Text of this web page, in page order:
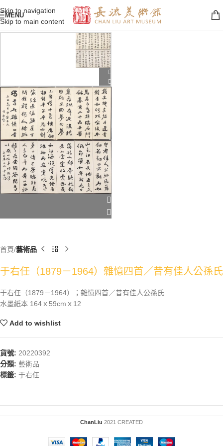
Skip to navigation
Skip to main content
MENU
首頁 藝術品
于右任（1879－1964）雜憶四首／昔有佳人公孫氏
于右任（1879－1964）；雜憶四首／昔有佳人公孫氏
水墨紙本 164ｘ59cmｘ12
Add to wishlist
貨號: 20220392
分類: 藝術品
標籤: 于右任
ChanLiu 2021 CREATED